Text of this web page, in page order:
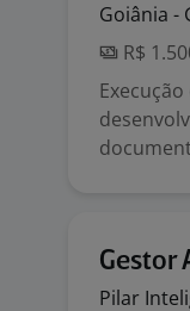
Goiânia -
R$
Gestor
Pilar